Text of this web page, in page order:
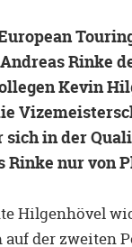
Rinke
Kevin
in der
nur von
Hilgenhövel
der zweiten